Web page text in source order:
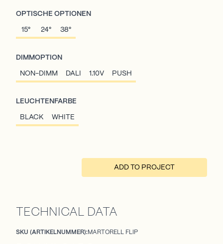
OPTISCHE OPTIONEN
15° 24° 38°
DIMMOPTION
NON-DIMM DALI 1.10V PUSH
LEUCHTENFARBE
BLACK WHITE
ADD TO PROJECT
TECHNICAL DATA
SKU (ARTIKELNUMMER):MARTORELL FLIP